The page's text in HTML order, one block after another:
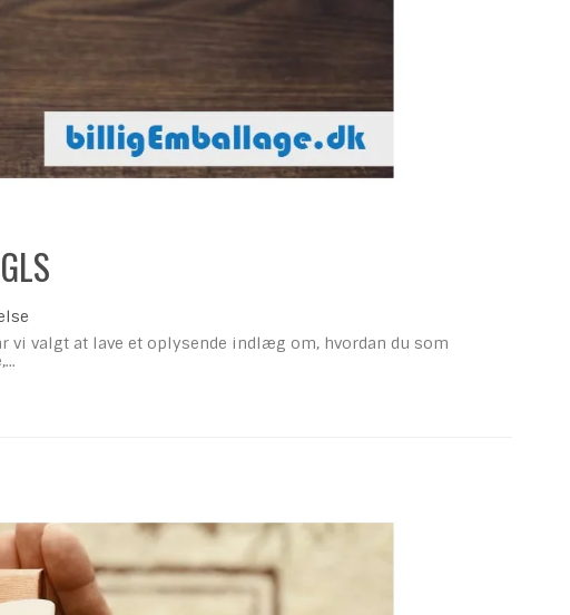
vi valgt at lave et oplysende indlæg om, hvordan du som